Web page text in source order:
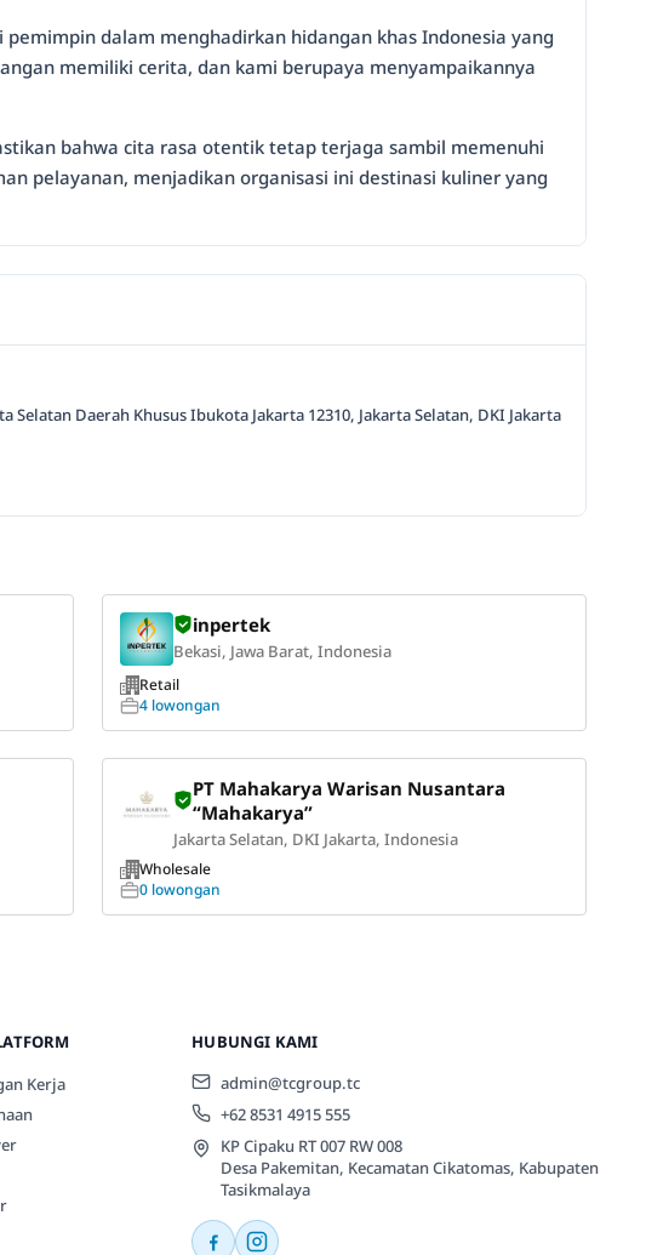
pemimpin dalam menghadirkan hidangan khas Indonesia yang
memiliki cerita, dan kami berupaya menyampaikannya
bahwa cita rasa otentik tetap terjaga sambil memenuhi
pelayanan, menjadikan organisasi ini destinasi kuliner yang
Daerah Khusus Ibukota Jakarta 12310, Jakarta Selatan, DKI Jakarta
inpertek
Bekasi, Jawa Barat, Indonesia
Retail
4 lowongan
PT Mahakarya Warisan Nusantara
“Mahakarya”
Jakarta Selatan, DKI Jakarta, Indonesia
Wholesale
0 lowongan
Kerja
HUBUNGI KAMI
admin@tcgroup.tc
+62 8531 4915 555
KP Cipaku RT 007 RW 008
Desa Pakemitan, Kecamatan Cikatomas, Kabupaten
Tasikmalaya